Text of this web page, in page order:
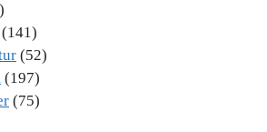
(141)
(52)
(197)
(75)